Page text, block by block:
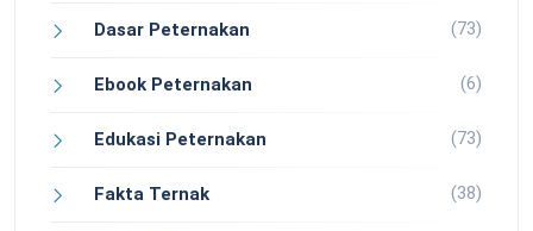
Dasar Peternakan (73)
Ebook Peternakan (6)
Edukasi Peternakan (73)
Fakta Ternak (38)